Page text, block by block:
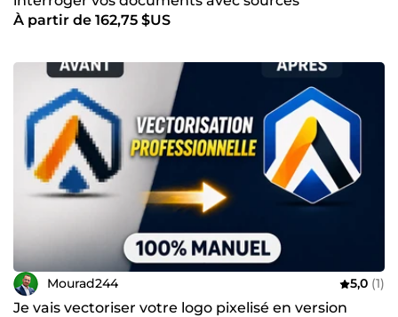
À partir de 162,75 $US
Mourad244 5,0 (1)
Je vais vectoriser votre logo pixelisé en version